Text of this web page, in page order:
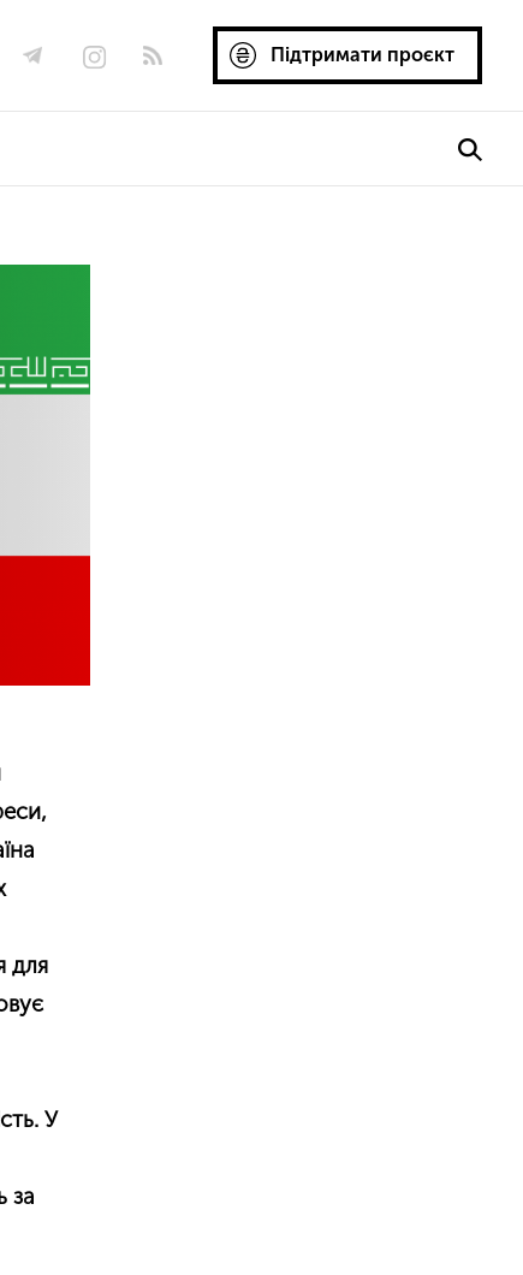
Підтримати проєкт
для
У
за